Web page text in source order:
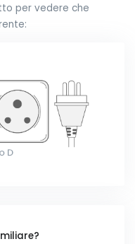
per vedere che